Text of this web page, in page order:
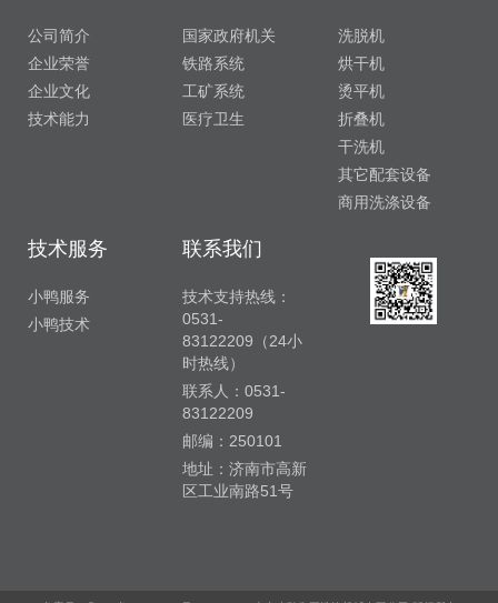
公司简介
企业荣誉
企业文化
技术能力
国家政府机关
铁路系统
工矿系统
医疗卫生
洗脱机
烘干机
烫平机
折叠机
干洗机
其它配套设备
商用洗涤设备
技术服务
小鸭服务
小鸭技术
联系我们
技术支持热线：
0531-
83122209（24小
时热线）
联系人：0531-
83122209
邮编：250101
地址：济南市高新
区工业南路51号